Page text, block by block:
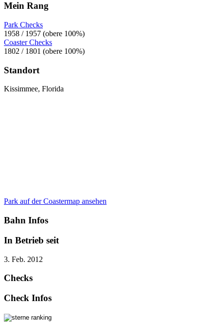
Mein Rang
Park Checks
1958 / 1957 (obere 100%)
Coaster Checks
1802 / 1801 (obere 100%)
Standort
Kissimmee, Florida
Park auf der Coastermap ansehen
Bahn Infos
In Betrieb seit
3. Feb. 2012
Checks
Check Infos